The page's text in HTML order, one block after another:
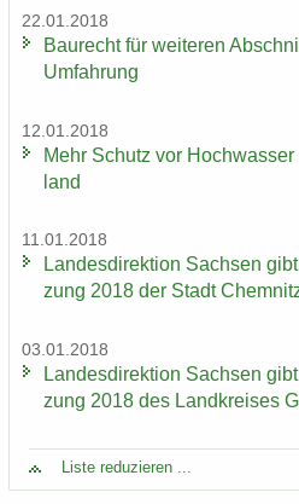
22.01.2018
Bau­recht für wei­te­ren
Umfahrung
12.01.2018
Mehr Schutz vor
land
11.01.2018
Lan­des­di­rek­ti­on Sach­sen
zung 2018 der Stadt
03.01.2018
Lan­des­di­rek­ti­on Sach­sen
zung 2018 des Land­krei­ses
Liste re­du­zie­ren ...